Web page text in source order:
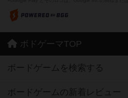
ボドゲーマTOP
ボードゲームを検索する
ボードゲームの新着レビュー